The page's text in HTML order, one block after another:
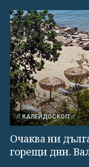
КАЛЕЙДОСКОП
Очаква ни
горещи дни.